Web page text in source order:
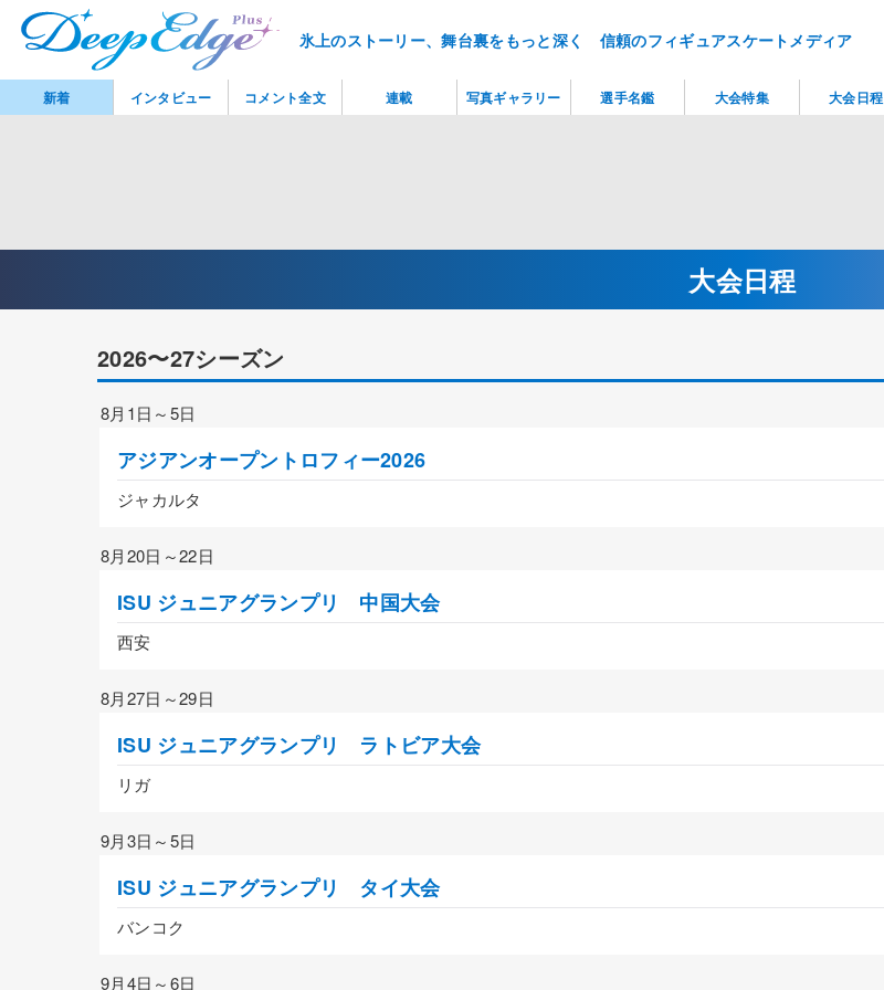
氷上のストーリー、舞台裏をもっと深く 信頼のフィギュアスケートメディア
大会日程
2026〜27シーズン
8月1日～5日
アジアンオープントロフィー2026
ジャカルタ
8月20日～22日
ISU ジュニアグランプリ 中国大会
西安
8月27日～29日
ISU ジュニアグランプリ ラトビア大会
リガ
9月3日～5日
ISU ジュニアグランプリ タイ大会
バンコク
9月4日～6日
新着 インタビュー コメント全文 連載 写真ギャラリー 選手名鑑 大会特集 大会日程